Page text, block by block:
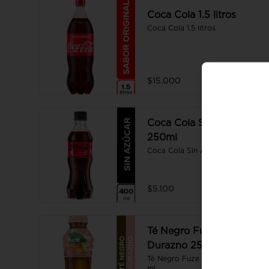
Coca Cola 1.5 litros
Coca Cola 1.5 litros
$15.000
Coca Cola Sin Azúcar
250ml
Coca Cola Sin Azúcar 250ml
$5.100
Té Negro Fuze Tea
Durazno 250ml
Té Negro Fuze Tea Durazno 250